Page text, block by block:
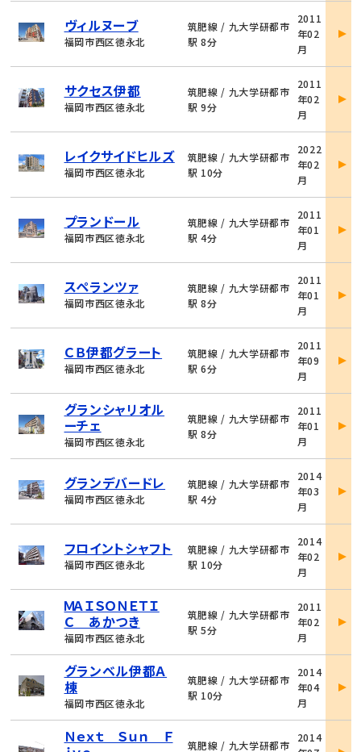
ヴィルヌーブ
福岡市西区徳永北
筑肥線 / 九大学研都市
駅 8分
2011
年02
月
詳
サクセス伊都
福岡市西区徳永北
筑肥線 / 九大学研都市
駅 9分
2011
年02
月
詳
レイクサイドヒルズ
福岡市西区徳永北
筑肥線 / 九大学研都市
駅 10分
2022
年02
月
詳
プランドール
福岡市西区徳永北
筑肥線 / 九大学研都市
駅 4分
2011
年01
月
詳
スペランツァ
福岡市西区徳永北
筑肥線 / 九大学研都市
駅 8分
2011
年01
月
詳
ＣＢ伊都グラート
福岡市西区徳永北
筑肥線 / 九大学研都市
駅 6分
2011
年09
月
詳
グランシャリオル
ーチェ
福岡市西区徳永北
筑肥線 / 九大学研都市
駅 8分
2011
年01
月
詳
グランデバードレ
福岡市西区徳永北
筑肥線 / 九大学研都市
駅 4分
2014
年03
月
詳
フロイントシャフト
福岡市西区徳永北
筑肥線 / 九大学研都市
駅 10分
2014
年02
月
詳
ＭＡＩＳＯＮＥＴＩ
Ｃ あかつき
福岡市西区徳永北
筑肥線 / 九大学研都市
駅 5分
2011
年02
月
詳
グランベル伊都Ａ
棟
福岡市西区徳永北
筑肥線 / 九大学研都市
駅 10分
2014
年04
月
詳
Ｎｅｘｔ Ｓｕｎ Ｆ
筑肥線 / 九大学研都市
2014